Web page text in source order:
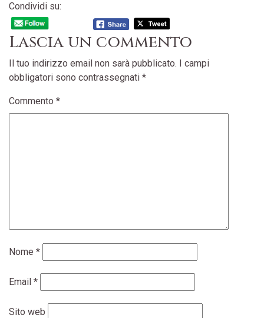
Condividi su:
Lascia un commento
Il tuo indirizzo email non sarà pubblicato. I campi
obbligatori sono contrassegnati *
Commento *
Nome *
Email *
Sito web